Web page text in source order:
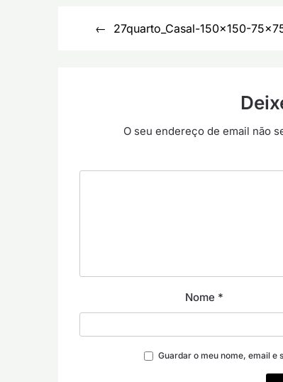
27quarto_Casal-150×150-
O seu endereço de email não
Nome *
Guardar o meu nome, email e